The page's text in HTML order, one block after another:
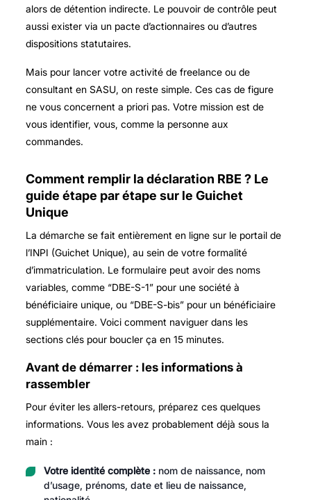
alors de détention indirecte. Le pouvoir de contrôle peut
aussi exister via un pacte d’actionnaires ou d’autres
dispositions statutaires.
Mais pour lancer votre activité de freelance ou de
consultant en SASU, on reste simple. Ces cas de figure
ne vous concernent a priori pas. Votre mission est de
vous identifier, vous, comme la personne aux
commandes.
Comment remplir la déclaration RBE ? Le
guide étape par étape sur le Guichet
Unique
La démarche se fait entièrement en ligne sur le portail de
l’INPI (Guichet Unique), au sein de votre formalité
d’immatriculation. Le formulaire peut avoir des noms
variables, comme “DBE-S-1” pour une société à
bénéficiaire unique, ou “DBE-S-bis” pour un bénéficiaire
supplémentaire. Voici comment naviguer dans les
sections clés pour boucler ça en 15 minutes.
Avant de démarrer : les informations à
rassembler
Pour éviter les allers-retours, préparez ces quelques
informations. Vous les avez probablement déjà sous la
main :
Votre identité complète :nom de naissance, nom
d’usage, prénoms, date et lieu de naissance,